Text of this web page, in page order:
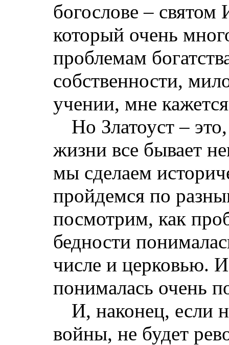
богослове – святом
который очень
проблемам
собственности,
учении, мне
Но Златоуст –
жизни все бывает
мы сделаем
пройдемся по
посмотрим, как
бедности
числе и церковью.
понималась очень
И, наконец, если
войны, не будет